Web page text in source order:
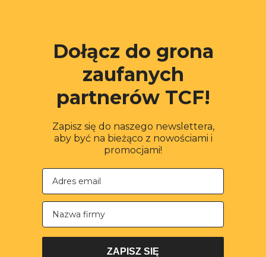
Dołącz do grona
zaufanych
partnerów TCF!
Zapisz się do naszego newslettera,
aby być na bieżąco z nowościami i
promocjami!
Nazwa firmy
ZAPISZ SIĘ